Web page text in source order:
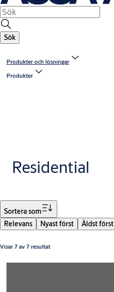
Sök
Produkter och lösningar
Produkter
Residential
Sortera som
Relevans
Nyast först Äldst först
Visar 7 av 7 resultat